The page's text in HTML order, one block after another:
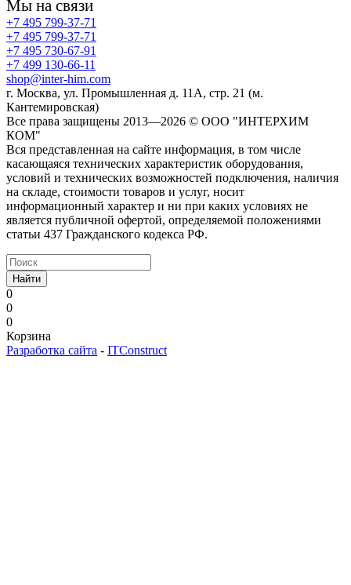
Мы на связи
+7 495 799-37-71
+7 495 799-37-71
+7 495 730-67-91
+7 499 130-66-11
shop@inter-him.com
г. Москва, ул. Промышленная д. 11А, стр. 21 (м.
Кантемировская)
Все права защищены 2013—2026 © OOO "ИНТЕРХИМ
КОМ"
Вся представленная на сайте информация, в том числе
касающаяся технических характеристик оборудования,
условий и технических возможностей подключения, наличия
на складе, стоимости товаров и услуг, носит
информационный характер и ни при каких условиях не
является публичной офертой, определяемой положениями
статьи 437 Гражданского кодекса РФ.
Найти
0
0
0
Корзина
Разработка сайта - ITConstruct